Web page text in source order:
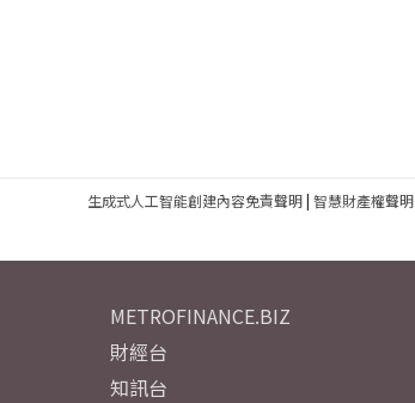
生成式人工智能創建內容免責聲明| 智慧財產權聲明
METROFINANCE.BIZ
財經台
知訊台